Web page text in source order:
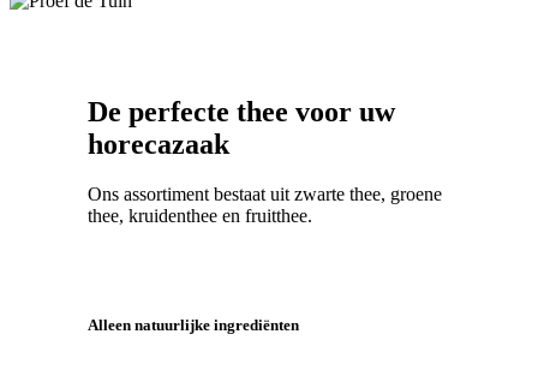
De perfecte thee voor uw
horecazaak
Ons assortiment bestaat uit zwarte thee, groene
thee, kruidenthee en fruitthee.
Alleen natuurlijke ingrediënten